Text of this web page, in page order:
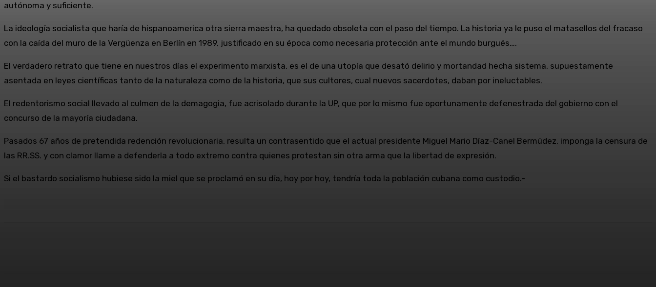
autónoma y suficiente.
La ideología socialista que haría de hispanoamerica otra sierra maestra, ha quedado obsoleta con el paso del tiempo. La historia ya le puso el matasellos del fracaso
con la caída del muro de la Vergüenza en Berlín en 1989, justificado en su época como necesaria protección ante el mundo burgués….
El verdadero retrato que tiene en nuestros días el experimento marxista, es el de una utopía que desató delirio y mortandad hecha sistema, supuestamente
asentada en leyes científicas tanto de la naturaleza como de la historia, que sus cultores, cual nuevos sacerdotes, daban por ineluctables.
El redentorismo social llevado al culmen de la demagogia, fue acrisolado durante la UP, que por lo mismo fue oportunamente defenestrada del gobierno con el
concurso de la mayoría ciudadana.
Pasados 67 años de pretendida redención revolucionaria, resulta un contrasentido que el actual presidente Miguel Mario Díaz-Canel Bermúdez, imponga la censura de
las RR.SS. y con clamor llame a defenderla a todo extremo contra quienes protestan sin otra arma que la libertad de expresión.
Si el bastardo socialismo hubiese sido la miel que se proclamó en su día, hoy por hoy, tendría toda la población cubana como custodio.-